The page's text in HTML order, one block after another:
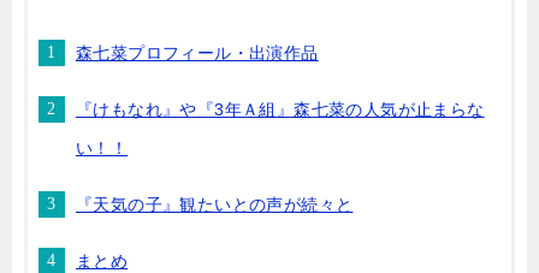
森七菜プロフィール・出演作品
『けもなれ』や『3年Ａ組』森七菜の人気が止まらな
い！！
『天気の子』観たいとの声が続々と
まとめ